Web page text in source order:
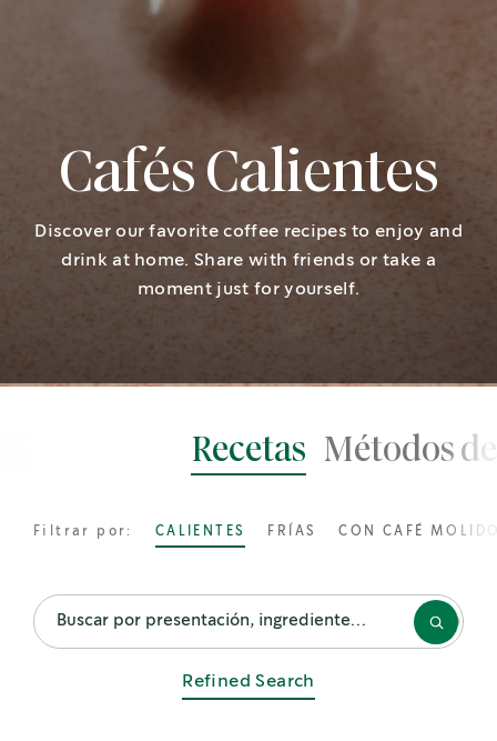
Cafés Calientes
Discover our favorite coffee recipes to enjoy and
drink at home. Share with friends or take a
moment just for yourself.
Recetas Métodos
Filtrar por: CALIENTES FRÍAS CON CAFÉ
Sparkling Espresso with Mint
Refined Search